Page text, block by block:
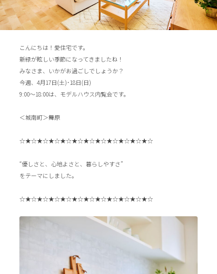
こんにちは！愛住宅です。
新緑が眩しい季節になってきましたね！
みなさま、いかがお過ごしでしょうか？
今週、4月17日(土)･18日(日)
9:00～18:00は、モデルハウス内覧会です。
＜城南町＞舞原
☆★☆★☆★☆★☆★☆★☆★☆★☆★☆★☆★☆
“優しさと、心地よさと、暮らしやすさ”
をテーマにしました。
☆★☆★☆★☆★☆★☆★☆★☆★☆★☆★☆★☆